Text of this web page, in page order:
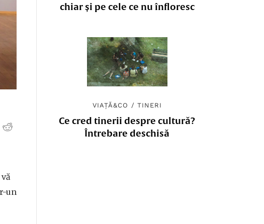
un
chiar și pe cele ce nu înfloresc
VIAȚĂ&CO / TINERI
Ce cred tinerii despre cultură?
Întrebare deschisă